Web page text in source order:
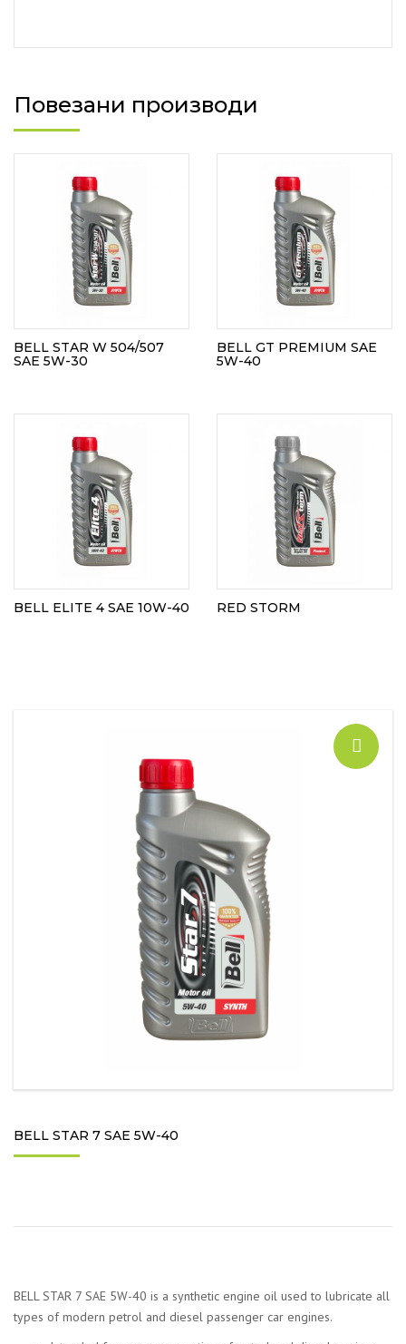
Повезани производи
BELL STAR W 504/507
SAE 5W-30
BELL GT PREMIUM SAE
5W-40
BELL ELITE 4 SAE 10W-40 RED STORM
BELL STAR 7 SAE 5W-40
BELL STAR 7 SAE 5W-40 is a synthetic engine oil used to lubricate all
types of modern petrol and diesel passenger car engines.